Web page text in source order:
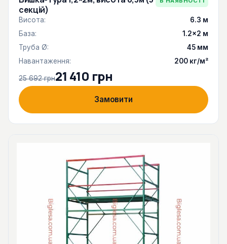
секцій)
Висота:
6.3 м
База:
1.2×2 м
Труба Ø:
45 мм
Навантаження:
200 кг/м²
25 692 грн21 410 грн
Замовити